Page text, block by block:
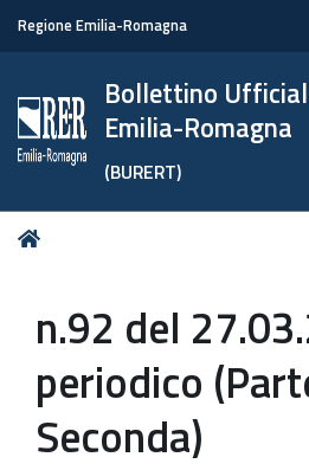
Regione Emilia-Romagna
Bollettino
Emilia-Romagna
(BURERT)
Tu
n.92 del
periodico
Seconda)